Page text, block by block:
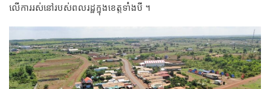
លើការរស់​នៅរបស់ពលរដ្ឋក្នុង​ខេត្តទាំង​បី ។